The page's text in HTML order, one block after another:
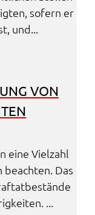
sofern er
und...
VON
eine Viel­zahl
beach­ten. Das
...